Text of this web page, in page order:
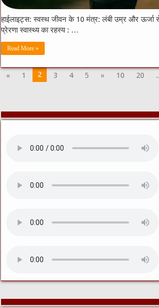
हाईलाइट्स: स्वस्थ जीवन के 10 मंत्र: लंबी उम्र और ऊर्जा
प्रेरणा स्वास्थ्य का रहस्य : …
Read More »
« 1 2 3 4 5 » 10 20